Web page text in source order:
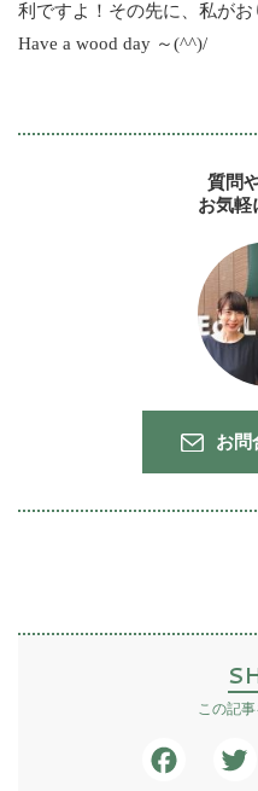
利ですよ！その先に、私が
Have a wood day ～(^^)/
質問
お気軽
お問
この記